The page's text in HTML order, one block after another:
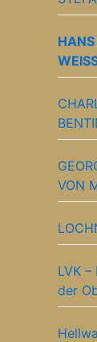
VON
LVK
der